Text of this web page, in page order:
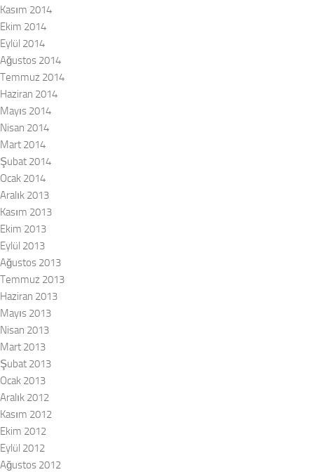
Kasım 2014
Ekim 2014
Eylül 2014
Ağustos 2014
Temmuz 2014
Haziran 2014
Mayıs 2014
Nisan 2014
Mart 2014
Şubat 2014
Ocak 2014
Aralık 2013
Kasım 2013
Ekim 2013
Eylül 2013
Ağustos 2013
Temmuz 2013
Haziran 2013
Mayıs 2013
Nisan 2013
Mart 2013
Şubat 2013
Ocak 2013
Aralık 2012
Kasım 2012
Ekim 2012
Eylül 2012
Ağustos 2012